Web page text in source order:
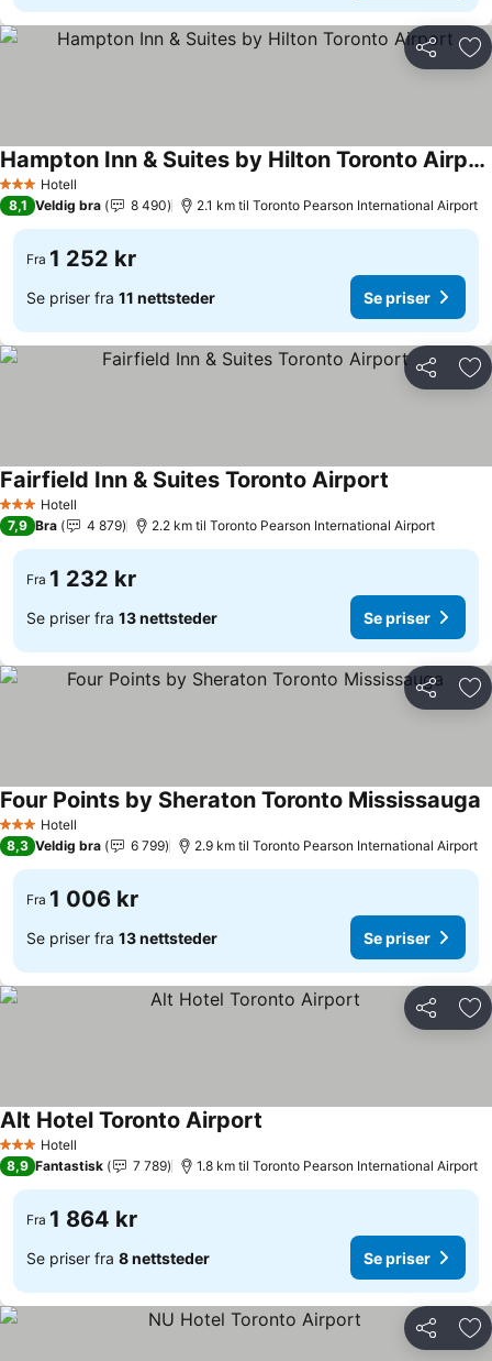
Del
3 StjernerHotell
Hampton Inn & Suites by Hilton Toronto Airport
8,1 Veldig bra 8 490 2.1 km til Toronto Pearson International Airport
Fra 1 252 kr
Se priser fra 11 nettsteder Se priser
Del
3 StjernerHotell
Fairfield Inn & Suites Toronto Airport
7,9 Bra 4 879 2.2 km til Toronto Pearson International Airport
Fra 1 232 kr
Se priser fra 13 nettsteder Se priser
Del
3 StjernerHotell
Four Points by Sheraton Toronto Mississauga
8,3 Veldig bra 6 799 2.9 km til Toronto Pearson International Airport
Fra 1 006 kr
Se priser fra 13 nettsteder Se priser
Del
3 StjernerHotell
Alt Hotel Toronto Airport
8,9 Fantastisk 7 789 1.8 km til Toronto Pearson International Airport
Fra 1 864 kr
Se priser fra 8 nettsteder Se priser
Del